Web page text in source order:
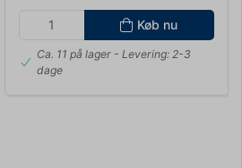
Køb nu
Ca. 11 på lager - Levering: 2-3
dage